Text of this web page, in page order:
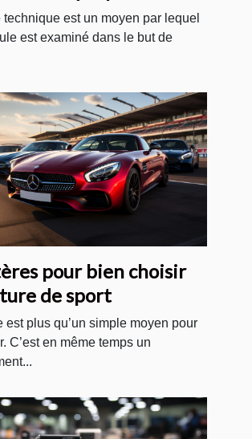
?
technique est un moyen par lequel
est examiné dans le but de
pour bien choisir
de sport
est plus qu’un simple moyen pour
C’est en même temps un